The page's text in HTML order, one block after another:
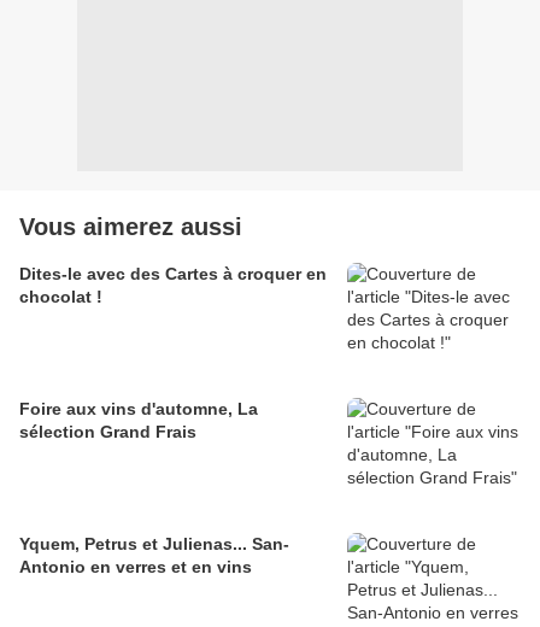
Vous aimerez aussi
Dites-le avec des Cartes à croquer en
chocolat !
Foire aux vins d'automne, La
sélection Grand Frais
Yquem, Petrus et Julienas... San-
Antonio en verres et en vins